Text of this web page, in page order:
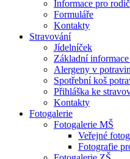
Informace pro
Formuláře
Kontakty
Stravování
Jídelníček
Základní informace
Alergeny v
Spotřební koš
Přihláška ke
Kontakty
Fotogalerie
Fotogalerie MŠ
Veřejné
Fotografie